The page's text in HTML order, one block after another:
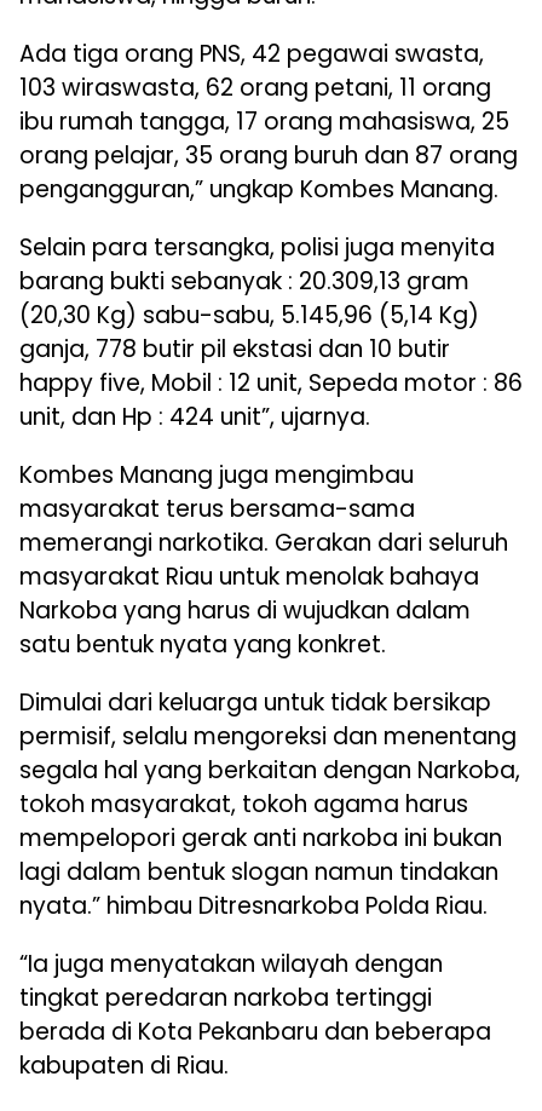
Ada tiga orang PNS, 42 pegawai swasta,
103 wiraswasta, 62 orang petani, 11 orang
ibu rumah tangga, 17 orang mahasiswa, 25
orang pelajar, 35 orang buruh dan 87 orang
pengangguran,” ungkap Kombes Manang.
Selain para tersangka, polisi juga menyita
barang bukti sebanyak : 20.309,13 gram
(20,30 Kg) sabu-sabu, 5.145,96 (5,14 Kg)
ganja, 778 butir pil ekstasi dan 10 butir
happy five, Mobil : 12 unit, Sepeda motor : 86
unit, dan Hp : 424 unit”, ujarnya.
Kombes Manang juga mengimbau
masyarakat terus bersama-sama
memerangi narkotika. Gerakan dari seluruh
masyarakat Riau untuk menolak bahaya
Narkoba yang harus di wujudkan dalam
satu bentuk nyata yang konkret.
Dimulai dari keluarga untuk tidak bersikap
permisif, selalu mengoreksi dan menentang
segala hal yang berkaitan dengan Narkoba,
tokoh masyarakat, tokoh agama harus
mempelopori gerak anti narkoba ini bukan
lagi dalam bentuk slogan namun tindakan
nyata.” himbau Ditresnarkoba Polda Riau.
“Ia juga menyatakan wilayah dengan
tingkat peredaran narkoba tertinggi
berada di Kota Pekanbaru dan beberapa
kabupaten di Riau.